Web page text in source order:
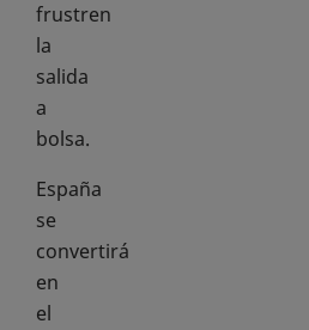
frustren
la
salida
a
bolsa.
España
se
convertirá
en
el